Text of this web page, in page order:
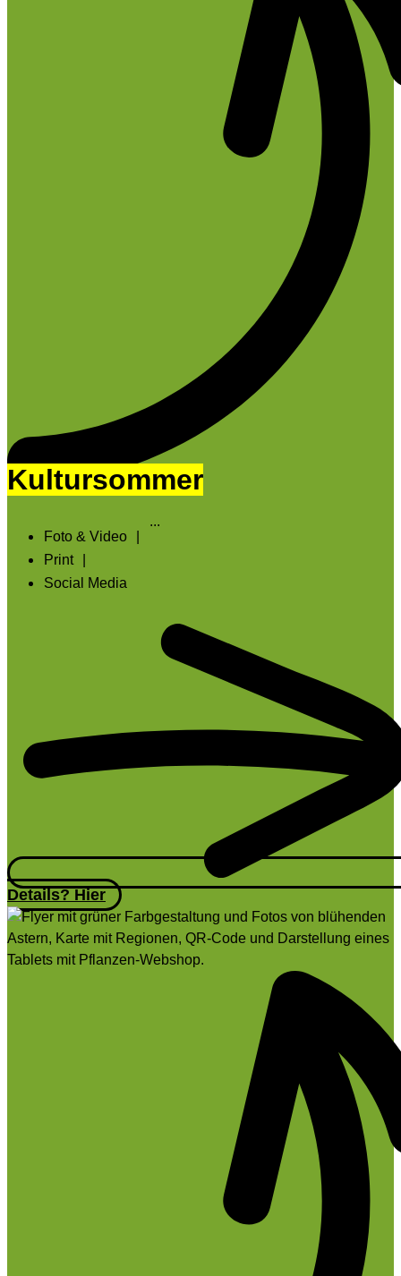
Kultursommer
Foto & Video
Print
Social Media
...
Details? Hier